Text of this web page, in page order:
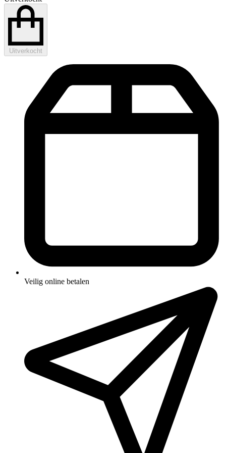
Uitverkocht
Veilig online betalen